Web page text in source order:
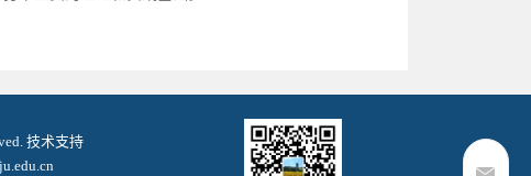
技术支持